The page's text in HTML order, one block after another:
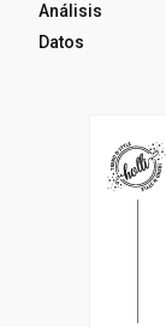
Análisis
Datos